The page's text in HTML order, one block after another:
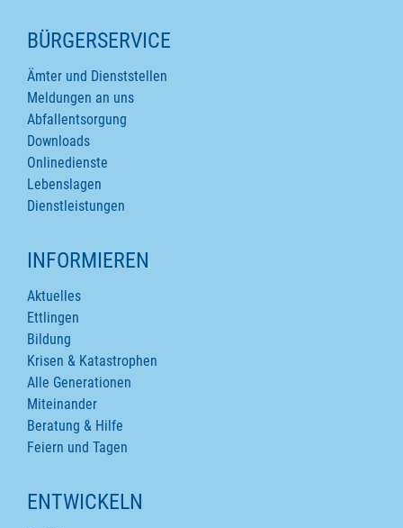
SEITENINHALTE
BÜRGERSERVICE
Ämter und Dienststellen
Meldungen an uns
Abfallentsorgung
Downloads
Onlinedienste
Lebenslagen
Dienstleistungen
INFORMIEREN
Aktuelles
Ettlingen
Bildung
Krisen & Katastrophen
Alle Generationen
Miteinander
Beratung & Hilfe
Feiern und Tagen
ENTWICKELN